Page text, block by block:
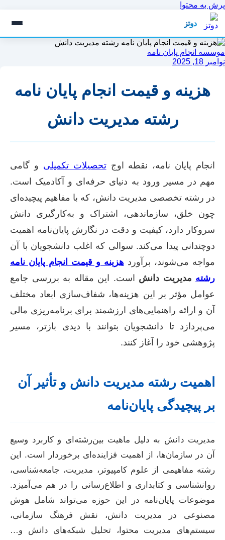
پرش به محتوا
دوتز
موسسه انجام پایان نامه
نوامبر 18, 2025
هزینه و قیمت انجام پایان نامه
رشته مدیریت دانش
انجام پایان نامه، نقطه اوجتحصیلات تکمیلی و گامی
مهم در مسیر ورود به دنیای حرفه‌ای و آکادمیک است.
در رشته تخصصی مدیریت دانش، که با مفاهیم پیچیده‌ای
چون خلق، سازماندهی، اشتراک و به‌کارگیری دانش
سروکار دارد، کیفیت و دقت در نگارش پایان‌نامه اهمیت
دوچندانی پیدا می‌کند. سوالی که اغلب دانشجویان با آن
مواجه می‌شوند، برآورد هزینه و قیمت انجام پایان نامه
رشته مدیریت دانش است. این مقاله به بررسی جامع
عوامل مؤثر بر این هزینه‌ها، شفاف‌سازی ابعاد مختلف
آن و ارائه راهنمایی‌های ارزشمند برای برنامه‌ریزی مالی
می‌پردازد تا دانشجویان بتوانند با دیدی بازتر، مسیر
پژوهشی خود را آغاز کنند.
اهمیت رشته مدیریت دانش و تأثیر آن
بر پیچیدگی پایان‌نامه
مدیریت دانش به دلیل ماهیت بین‌رشته‌ای و کاربرد وسیع
آن در سازمان‌ها، از اهمیت فزاینده‌ای برخوردار است. این
رشته مفاهیمی از علوم کامپیوتر، مدیریت، جامعه‌شناسی،
روانشناسی و کتابداری و اطلاع‌رسانی را در هم می‌آمیزد.
موضوعات پایان‌نامه در این حوزه می‌تواند شامل هوش
مصنوعی در مدیریت دانش، نقش فرهنگ سازمانی،
سیستم‌های مدیریت محتوا، تحلیل شبکه‌های دانش و…